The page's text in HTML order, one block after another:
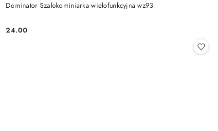
Dominator Szalokominiarka wielofunkcyjna wz93
Cena:
24.00